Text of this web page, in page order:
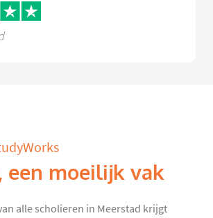
een moeilijk vak
alle scholieren in Meerstad krijgt